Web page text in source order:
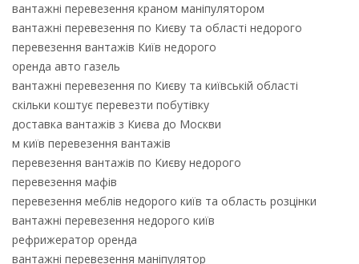
вантажні перевезення краном маніпулятором
вантажні перевезення по Києву та області недорого
перевезення вантажів Київ недорого
оренда авто газель
вантажні перевезення по Києву та київській області
скільки коштує перевезти побутівку
доставка вантажів з Києва до Москви
м київ перевезення вантажів
перевезення вантажів по Києву недорого
перевезення мафів
перевезення меблів недорого київ та область розцінки
вантажні перевезення недорого київ
рефрижератор оренда
вантажні перевезення маніпулятор